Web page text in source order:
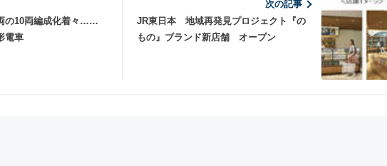
の10両編成化着々……
電車
次の記事
JR東日本 地域再発見プロジェクト『の
もの』ブランド新店舗 オープン